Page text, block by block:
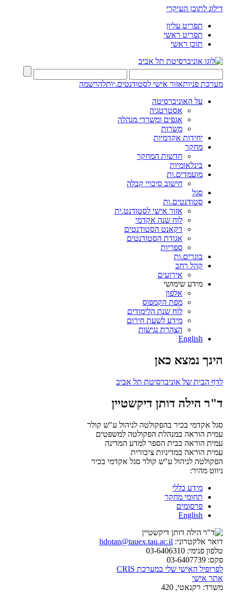
דילוג לתוכן העיקרי
תפריט עליון
תפריט ראשי
תוכן ראשי
מערכת פניותאזור אישי לסטודנטים.יותלהרשמה
על האוניברסיטה
אסטרטגיה
אגפים ומשרדי מנהלה
משרות
יחידות אקדמיות
מחקר
חדשות המחקר
בינלאומיות
מועמדים.ות
חישוב סיכויי קבלה
סגל
סטודנטים.ות
אזור אישי לסטודנט.ית
לוח שנה אקדמי
דקאנט הסטודנטים
אגודת הסטודנטים
ספריות
בוגרים.ות
קהל רחב
אירועים
מידע שימושי
אלפון
מפת הקמפוס
לוח שנת הלימודים
מידע לשעת חירום
הצהרת נגישות
English
הינך נמצא כאן
לדף הבית של אוניברסיטת תל אביב
ד"ר הילה דותן דיקשטיין
סגל אקדמי בכיר בהפקולטה לניהול ע"ש קולר
עמית הוראה במנהלת הפקולטה למשפטים
עמית הוראה בבית הספר למדע המדינה
עמית הוראה במדיניות ציבורית
הפקולטה לניהול ע"ש קולר סגל אקדמי בכיר
ניווט מהיר:
מידע כללי
תחומי מחקר
פרסומים
English
דואר אלקטרוני: hdotan@tauex.tau.ac.il
טלפון פנימי:
פקס:
לפרופיל האישי שלי במערכת CRIS
אתר אישי
משרד: רקנאטי, 420